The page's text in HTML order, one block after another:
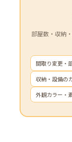
部屋数・収納
間取り変更・
収納・設備の
外観カラー・